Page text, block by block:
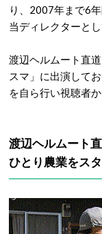
り、2007年まで6
当ディレクターと
渡辺ヘルムート直
スマ」に出演して
を自ら行い視聴者
渡辺ヘルムート
ひとり農業をス